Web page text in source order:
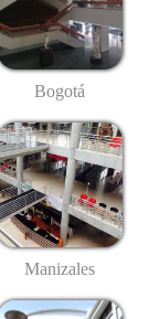
Bogotá
Manizales